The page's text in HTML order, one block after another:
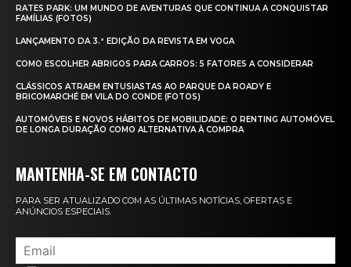
RATES PARK: UM MUNDO DE AVENTURAS QUE CONTINUA A CONQUISTAR
FAMÍLIAS (FOTOS)
LANÇAMENTO DA 3.ª EDIÇÃO DA REVISTA EM VOGA
COMO ESCOLHER ABRIGOS PARA CARROS: 5 FATORES A CONSIDERAR
CLÁSSICOS ATRAEM ENTUSIASTAS AO PARQUE DA ROADY E
BRICOMARCHÉ EM VILA DO CONDE (FOTOS)
AUTOMÓVEIS E NOVOS HÁBITOS DE MOBILIDADE: O RENTING AUTOMÓVEL
DE LONGA DURAÇÃO COMO ALTERNATIVA À COMPRA
MANTENHA-SE EM CONTACTO
PARA SER ATUALIZADO COM AS ÚLTIMAS NOTÍCIAS, OFERTAS E
ANÚNCIOS ESPECIAIS.